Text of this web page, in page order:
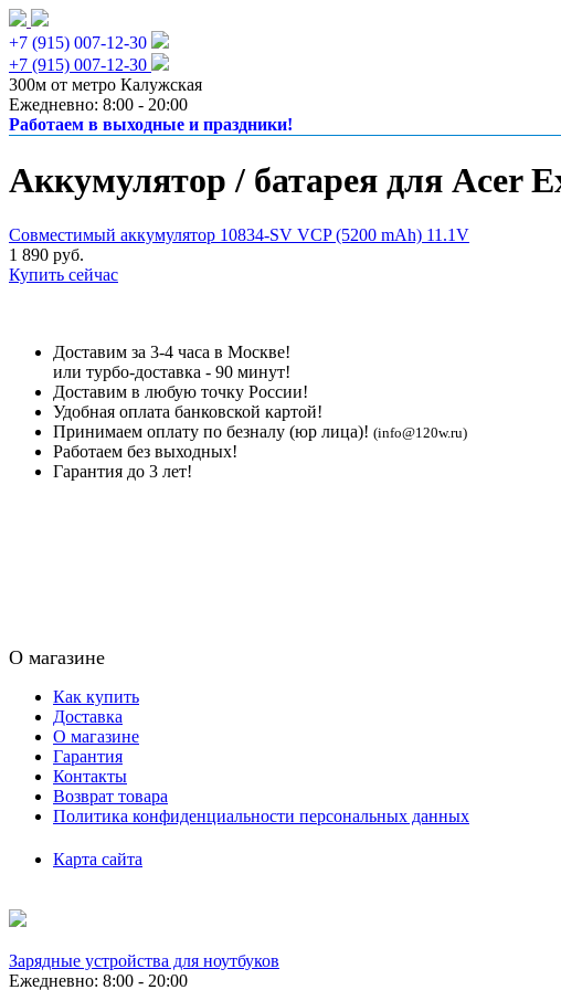
+7 (915) 007-12-30
+7 (915) 007-12-30
300м от метро Калужская
Ежедневно: 8:00 - 20:00
Работаем в выходные и праздники!
Аккумулятор / батарея для Acer
Совместимый аккумулятор 10834-SV VCP (5200 mAh) 11.1V
1 890 руб.
Купить сейчас
Доставим за 3-4 часа в Москве!
или турбо-доставка - 90 минут!
Доставим в любую точку России!
Удобная оплата банковской картой!
Принимаем оплату по безналу (юр лица)! (info@120w.ru)
Работаем без выходных!
Гарантия до 3 лет!
О магазине
Как купить
Доставка
О магазине
Гарантия
Контакты
Возврат товара
Политика конфиденциальности персональных данных
Карта сайта
Зарядные устройства для ноутбуков
Ежедневно: 8:00 - 20:00